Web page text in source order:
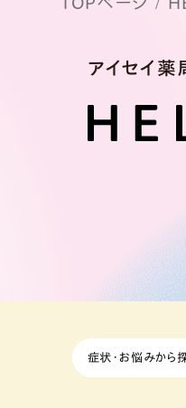
アイセイ薬
症状・お悩みから